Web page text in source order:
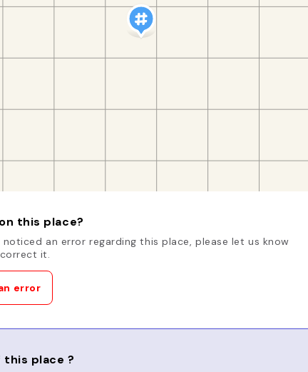
this place?
noticed an error regarding this place, please let us know
it.
error
this place ?